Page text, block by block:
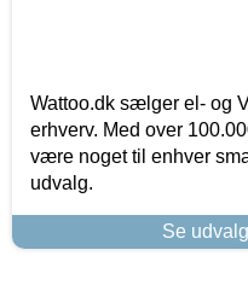
Wattoo.dk sælger el- og
erhverv. Med over
være noget til enhver
udvalg.
Se